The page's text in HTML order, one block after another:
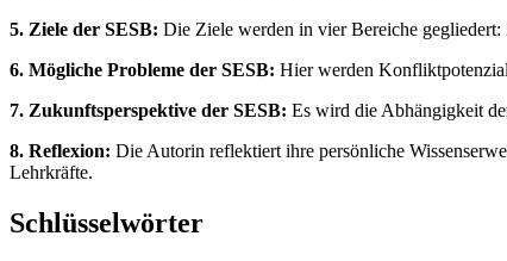
5. Ziele der SESB: Die Ziele werden in vier Bereiche
6. Mögliche Probleme der SESB: Hier werden
7. Zukunftsperspektive der SESB: Es wird die Abhängigkeit
8. Reflexion: Die Autorin reflektiert ihre persönliche
Lehrkräfte.
Schlüsselwörter